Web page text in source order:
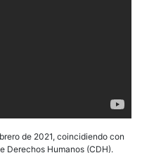
de 2021, coincidiendo con
Derechos Humanos (CDH).